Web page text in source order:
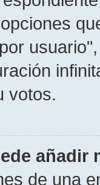
votos.
añadir
de una